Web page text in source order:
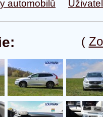
automobilů
(